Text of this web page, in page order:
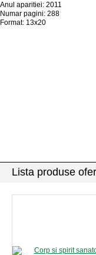
Anul aparitiei: 2011
Numar pagini: 288
Format: 13x20
Lista produse